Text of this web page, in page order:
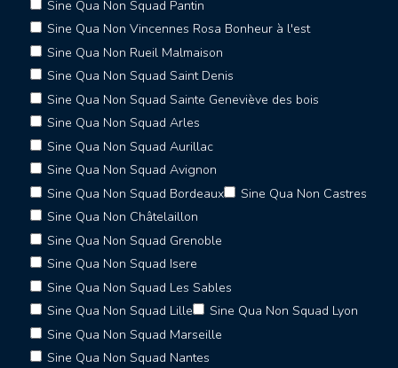
Sine Qua Non Squad Pantin
Sine Qua Non Vincennes Rosa Bonheur à l'est
Sine Qua Non Rueil Malmaison
Sine Qua Non Squad Saint Denis
Sine Qua Non Squad Sainte Geneviève des bois
Sine Qua Non Squad Arles
Sine Qua Non Squad Aurillac
Sine Qua Non Squad Avignon
Sine Qua Non Squad Bordeaux
Sine Qua Non Castres
Sine Qua Non Châtelaillon
Sine Qua Non Squad Grenoble
Sine Qua Non Squad Isere
Sine Qua Non Squad Les Sables
Sine Qua Non Squad Lille
Sine Qua Non Squad Lyon
Sine Qua Non Squad Marseille
Sine Qua Non Squad Nantes